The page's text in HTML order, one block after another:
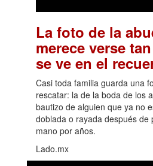
La foto de la
merece verse
se ve en el
Casi toda familia guarda una
rescatar: la de la boda de los
bautizo de alguien que ya no
doblada o rayada después de
mano por años.
Lado.mx